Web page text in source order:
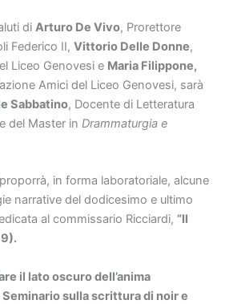
di Arturo De Vivo, Prorettore
Federico II, Vittorio Delle Donne,
Liceo Genovesi e Maria Filippone,
Amici del Liceo Genovesi, sarà
Sabbatino, Docente di Letteratura
del Master in Drammaturgia e
in forma laboratoriale, alcune
narrative del dodicesimo e ultimo
al commissario Ricciardi, “Il
il lato oscuro dell’anima
sulla scrittura di noir e